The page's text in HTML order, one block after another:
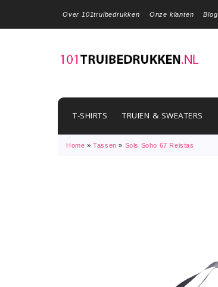
Over 101truibedrukken Onze klanten Blog
T-SHIRTS TRUIEN & SWEATERS
Home »Tassen » Sols Soho 67 Reistas